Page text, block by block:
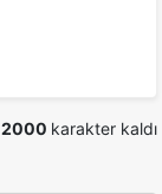
2000 karakter kaldı